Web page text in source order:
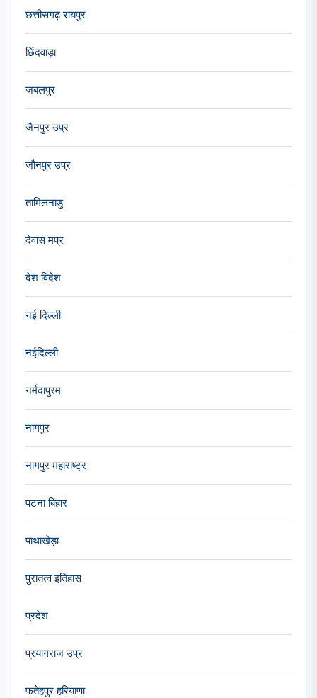
छत्तीसगढ़ रायपुर
छिंदवाड़ा
जबलपुर
जैनपुर उप्र
जौनपुर उप्र
तामिलनाडु
देवास मप्र
देश विदेश
नई दिल्ली
नईदिल्ली
नर्मदापुरम
नागपुर
नागपुर महाराष्ट्र
पटना बिहार
पाथाखेड़ा
पुरातत्व इतिहास
प्रदेश
प्रयागराज उप्र
फतेहपुर हरियाणा